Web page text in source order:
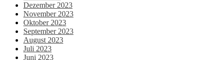
Dezember 2023
November 2023
Oktober 2023
September 2023
August 2023
Juli 2023
Juni 2023